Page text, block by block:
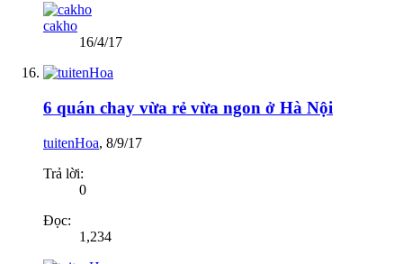
cakho
16/4/17
6 quán chay vừa rẻ vừa ngon ở Hà Nội
tuitenHoa, 8/9/17
Trả lời:
0
Đọc:
1,234